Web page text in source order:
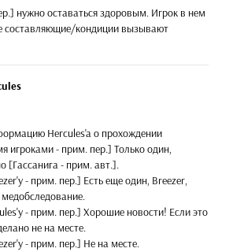
нужно оставаться здоровым. Игрок в нем
составляющие/кондиции вызывают
Hercules'a о прохождении
игроками - прим. пер.] Только один,
[Гассанига - прим. авт.].
- прим. пер.] Есть еще один, Breezer,
- прим. пер.] Хорошие новости! Если это
не на месте.
- прим. пер.] Не на месте.